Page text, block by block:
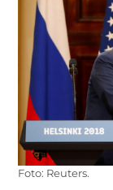
Foto: Reuters.